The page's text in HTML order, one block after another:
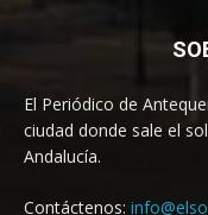
El Periódico de
ciudad donde sale el
Andalucía.
Contáctenos: